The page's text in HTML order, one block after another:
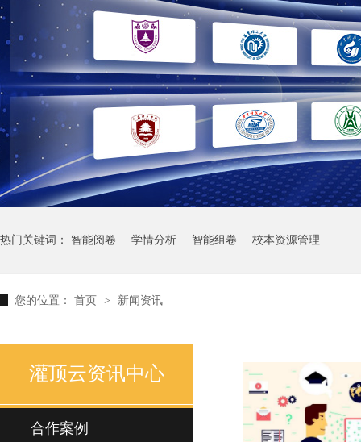
热门关键词： 智能阅卷 学情分析 智能组卷 校本资源管理
您的位置： 首页 > 新闻资讯
灌顶云资讯中心
合作案例